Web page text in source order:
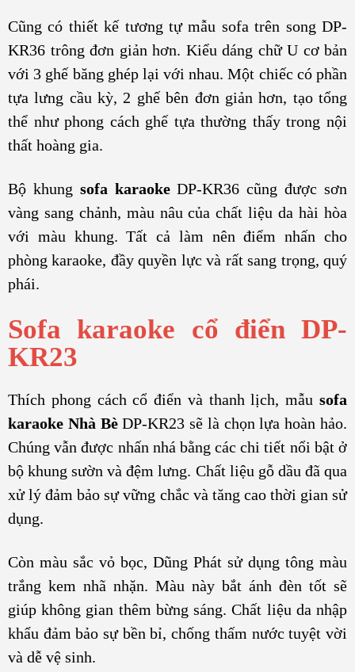
Cũng có thiết kế tương tự mẫu sofa trên song DP-
KR36 trông đơn giản hơn. Kiểu dáng chữ U cơ bản
với 3 ghế băng ghép lại với nhau. Một chiếc có phần
tựa lưng cầu kỳ, 2 ghế bên đơn giản hơn, tạo tổng
thể như phong cách ghế tựa thường thấy trong nội
thất hoàng gia.
Bộ khung sofa karaokeDP-KR36 cũng được sơn
vàng sang chảnh, màu nâu của chất liệu da hài hòa
với màu khung. Tất cả làm nên điểm nhấn cho
phòng karaoke, đầy quyền lực và rất sang trọng, quý
phái.
Sofa karaoke cổ điển DP-
KR23
Thích phong cách cổ điển và thanh lịch, mẫu sofa
karaoke Nhà BèDP-KR23 sẽ là chọn lựa hoàn hảo.
Chúng vẫn được nhấn nhá bằng các chi tiết nổi bật ở
bộ khung sườn và đệm lưng. Chất liệu gỗ dầu đã qua
xử lý đảm bảo sự vững chắc và tăng cao thời gian sử
dụng.
Còn màu sắc vỏ bọc, Dũng Phát sử dụng tông màu
trắng kem nhã nhặn. Màu này bắt ánh đèn tốt sẽ
giúp không gian thêm bừng sáng. Chất liệu da nhập
khẩu đảm bảo sự bền bỉ, chống thấm nước tuyệt vời
và dễ vệ sinh.